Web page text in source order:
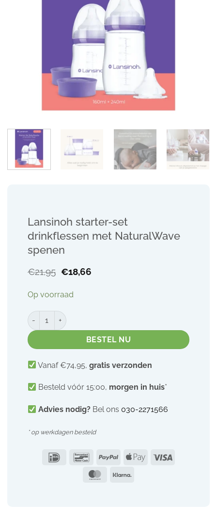
Lansinoh starter-set
drinkflessen met NaturalWave
spenen
€21,95 Oorspronkelijke
was:
€21,95.
€18,66Huidige
Op voorraad
Lansinoh starter-set drinkflessen met NaturalWave spenen
BESTEL NU
Vanaf €74,95,gratis verzonden
Besteld vóór 15:00, morgen in huis*
Advies nodig? Bel ons 030-2271566
* op werkdagen besteld
IDeal Bancontact
PayPal Apple
Visa
MasterCard
Klarna